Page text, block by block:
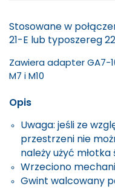
Stosowane w
21-E lub typoszereg
Zawiera adapter GA7-
M7 i M10
Opis
Uwaga: jeśli ze
przestrzeni nie
należy użyć
Wrzeciono
Gwint walcowany